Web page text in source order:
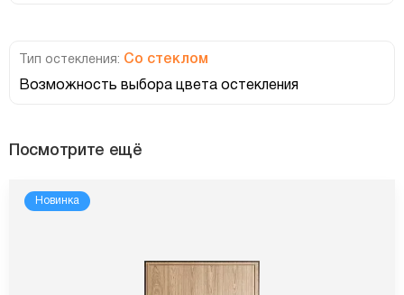
Тип остекления: Со стеклом
Возможность выбора цвета остекления
Посмотрите ещё
Новинка